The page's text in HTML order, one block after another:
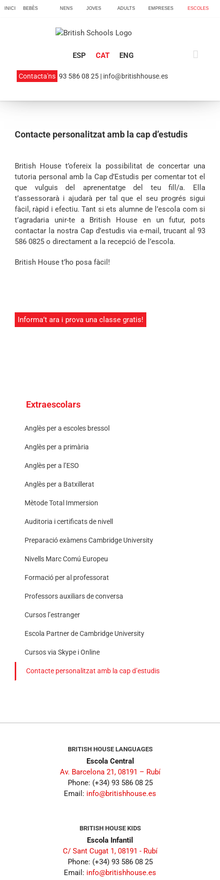
Skip
INICI BEBÈS NENS JOVES ADULTS EMPRESES ESCOLES
ESP CAT ENG
Contacta'ns 93 586 08 25 | info@britishhouse.es
Contacte personalitzat amb la cap d’estudis
British House t’ofereix la possibilitat de concertar una
tutoria personal amb la Cap d’Estudis per comentar tot el
que vulguis del aprenentatge del teu fill/a. Ella
t’assessorarà i ajudarà per tal que el seu progrés sigui
fàcil, ràpid i efectiu. Tant si ets alumne de l’escola com si
t’agradaria unir-te a British House en un futur, pots
contactar la nostra Cap d’estudis via e-mail, trucant al 93
586 0825 o directament a la recepció de l’escola.
British House t’ho posa fàcil!
Informa’t ara i prova una classe gratis!
Extraescolars
Anglès per a escoles bressol
Anglès per a primària
Anglès per a l’ESO
Anglès per a Batxillerat
Mètode Total Immersion
Auditoria i certificats de nivell
Preparació exàmens Cambridge University
Nivells Marc Comú Europeu
Formació per al professorat
Professors auxiliars de conversa
Cursos l’estranger
Escola Partner de Cambridge University
Cursos via Skype i Online
Contacte personalitzat amb la cap d’estudis
BRITISH HOUSE LANGUAGES
Escola Central
Av. Barcelona 21, 08191 – Rubí
Phone: (+34) 93 586 08 25
Email: info@britishhouse.es
BRITISH HOUSE KIDS
Escola Infantil
C/ Sant Cugat 1, 08191 - Rubí
Phone: (+34) 93 586 08 25
Email: info@britishhouse.es